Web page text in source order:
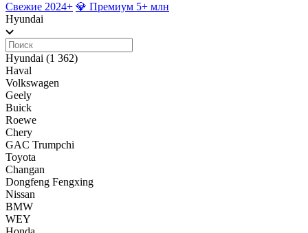
Свежие 2024+ 💎 Премиум 5+ млн
Hyundai
Hyundai (1 362)
Haval
Volkswagen
Geely
Buick
Roewe
Chery
GAC Trumpchi
Toyota
Changan
Dongfeng Fengxing
Nissan
BMW
WEY